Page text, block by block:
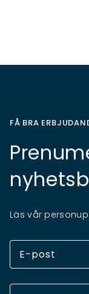
FÅ BRA
Läs vår